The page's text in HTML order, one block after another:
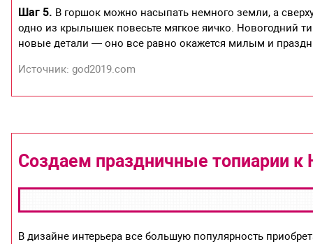
Шаг 5. В горшок можно насыпать немного земли, а
одно из крылышек повесьте мягкое яичко. Новогодний
новые детали — оно все равно окажется милым и
Источник: god2019.com
Создаем праздничные топиарии к
В дизайне интерьера все большую популярность